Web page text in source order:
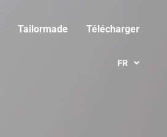
Tailormade Télécharger
FR